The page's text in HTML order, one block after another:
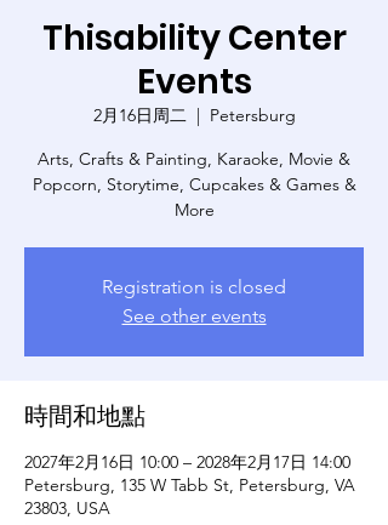
Thisability Center
Events
2月16日周二
  |
Petersburg
Arts, Crafts & Painting, Karaoke, Movie &
Popcorn, Storytime, Cupcakes & Games &
More
Registration is closed
See other events
時間和地點
2027年2月16日 10:00 – 2028年2月17日 14:00
Petersburg, 135 W Tabb St, Petersburg, VA
23803, USA